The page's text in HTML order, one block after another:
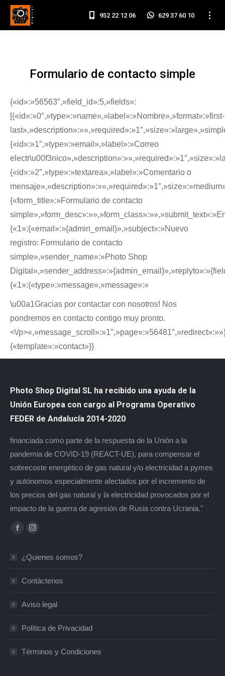
952 22 12 06 629 37 60 10
Formulario de contacto simple
{«id»:»56563″,»field_id»:5,»fields»:
[{«id»:»0″,»type»:»name»,»label»:»Nombre»,»format»:»first-
{«id»:»1″,»type»:»email»,»label»:»Correo
{«id»:»2″,»type»:»textarea»,»label»:»Comentario o
{«form_title»:»Formulario de contacto
{«1»:{«email»:»{admin_email}»,»subject»:»Nuevo
registro: Formulario de contacto
simple»,»sender_name»:»Photo Shop
{«1»:{«type»:»message»,»message»:»
\u00a1Gracias por contactar con nosotros! Nos
pondremos en contacto contigo muy pronto.
<\/
{«template»:»contact»}}
Photo Shop Digital SL ha recibido una ayuda de la
Unión Europea con cargo al Programa Operativo
FEDER de Andalucía 2014-2020
financiada como parte de la respuesta de la Unión a la
pandemia de COVID-19 (REACT-UE), para compensar el
sobrecoste energético de gas natural y/o electricidad a pymes
y autónomos especialmente afectados por el incremento de
los precios del gas natural y la electricidad provocados por el
impacto de la guerra de agresión de Rusia contra Ucrania."
Encuéntranos en:
Facebook
opens
new
Instagram
opens
new
¿Quienes somos?
Contáctenos
Aviso legal
Política de Privacidad
Términos y Condiciones